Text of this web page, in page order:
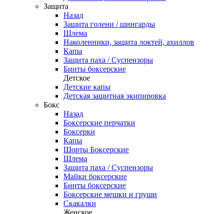
Защита
Назад
Защита голени / шингарды
Шлема
Наколенники, защита локтей, ахиллов
Капы
Защита паха / Суспензоры
Бинты боксерские
Детское
Детские капы
Детская защитная экипировка
Бокс
Назад
Боксерские перчатки
Боксерки
Капы
Шорты Боксерские
Шлема
Защита паха / Суспензоры
Майки боксерские
Бинты боксерские
Боксерские мешки и груши
Скакалки
Женское